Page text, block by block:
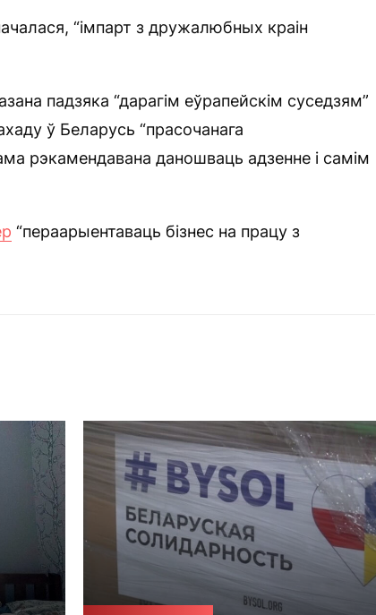
“імпарт з дружалюбных краін
падзяка “дарагім еўрапейскім суседзям”
ў Беларусь “прасочанага
рэкамендавана даношваць адзенне і самім
“пераарыентаваць бізнес на працу з